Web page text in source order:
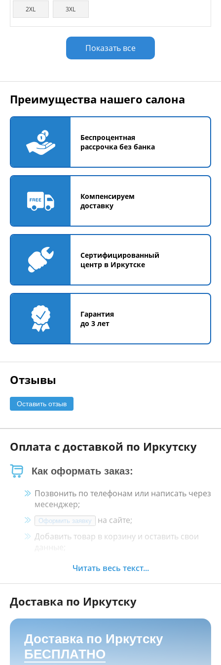
2XL 3XL
Показать все
Преимущества нашего салона
Беспроцентная
рассрочка без банка
Компенсируем
доставку
Сертифицированный
центр в Иркутске
Гарантия
до 3 лет
Отзывы
Оставить отзыв
Оплата с доставкой по Иркутску
Как оформать заказ:
Позвонить по телефонам или написать через
месенджер;
Оформить заявку
на сайте;
Добавить товар в корзину и оставить свои
данные;
Менеджер свяжется с Вами в течение 30
Как оплатить:
Наличными, пластиковой картой, кредитной
картой и картой ХАЛВА в кассе нашего
магазина по адресуг. Иркутск, ул. Баррикад
24а, Мотосалон БАРС
Читать весь текст...
Доставка по Иркутску
Доставка по Иркутску
БЕСПЛАТНО